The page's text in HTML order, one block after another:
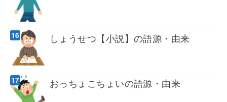
しょうせつ【小説】の語源・由来
おっちょこちょいの語源・由来